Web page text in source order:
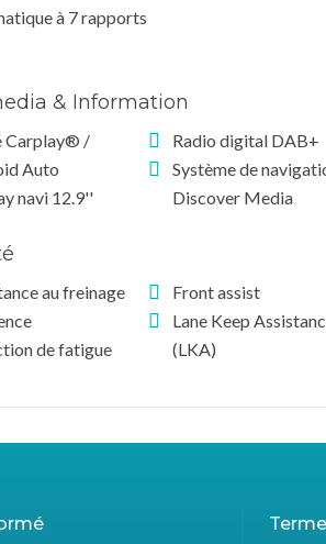
à 7 rapports
& Information
Carplay® /
Auto
navi 12.9''
Radio digital DAB+
Système de
Discover Media
au freinage
de fatigue
Front assist
Lane Keep
(LKA)